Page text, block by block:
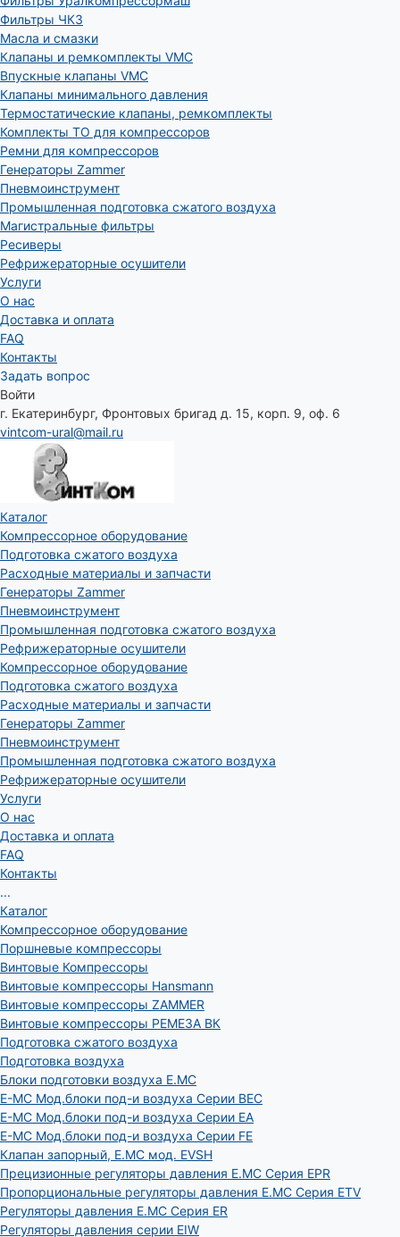
Фильтры ЧКЗ
Масла и смазки
Клапаны и ремкомплекты VMC
Впускные клапаны VMC
Клапаны минимального давления
Термостатические клапаны, ремкомплекты
Комплекты ТО для компрессоров
Ремни для компрессоров
Генераторы Zammer
Пневмоинструмент
Промышленная подготовка сжатого воздуха
Магистральные фильтры
Ресиверы
Рефрижераторные осушители
Услуги
О нас
Доставка и оплата
FAQ
Контакты
Задать вопрос
Войти
г. Екатеринбург, Фронтовых бригад д. 15, корп. 9, оф. 6
vintcom-ural@mail.ru
Каталог
Компрессорное оборудование
Подготовка сжатого воздуха
Расходные материалы и запчасти
Генераторы Zammer
Пневмоинструмент
Промышленная подготовка сжатого воздуха
Рефрижераторные осушители
Компрессорное оборудование
Подготовка сжатого воздуха
Расходные материалы и запчасти
Генераторы Zammer
Пневмоинструмент
Промышленная подготовка сжатого воздуха
Рефрижераторные осушители
Услуги
О нас
Доставка и оплата
FAQ
Контакты
...
Каталог
Компрессорное оборудование
Поршневые компрессоры
Винтовые Компрессоры
Винтовые компрессоры Hansmann
Винтовые компрессоры ZAMMER
Винтовые компрессоры РЕМЕЗА ВК
Подготовка сжатого воздуха
Подготовка воздуха
Блоки подготовки воздуха E.MC
E-MC Мод.блоки под-и воздуха Серии BEC
E-MC Мод.блоки под-и воздуха Серии EA
E-MC Мод.блоки под-и воздуха Серии FE
Клапан запорный, E.MC мод. EVSH
Прецизионные регуляторы давления E.MC Серия EPR
Пропорциональные регуляторы давления E.MC Серия ETV
Регуляторы давления E.MC Серия ER
Регуляторы давления серии EIW